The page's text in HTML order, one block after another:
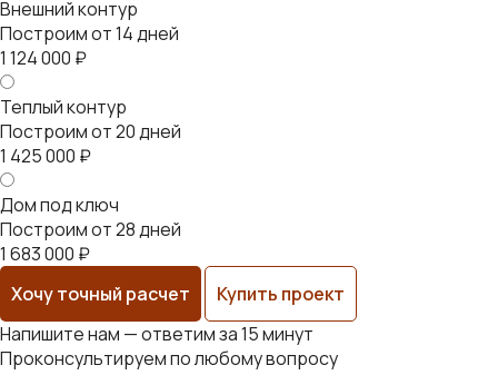
Внешний контур
Построим от 14 дней
1 124 000 ₽
Теплый контур
Построим от 20 дней
1 425 000 ₽
Дом под ключ
Построим от 28 дней
1 683 000 ₽
Хочу точный расчет
Купить проект
Напишите нам — ответим за 15 минут
Проконсультируем по любому вопросу